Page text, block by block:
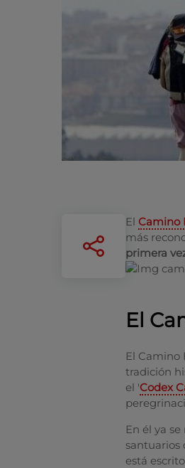
El Camino
más
primera
El
El Camino
tradición
el 'Codex
En él ya
santuarios
está